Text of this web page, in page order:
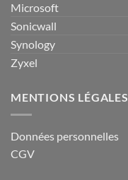
Microsoft
Sonicwall
Synology
Zyxel
MENTIONS LÉGALES
Données personnelles
CGV